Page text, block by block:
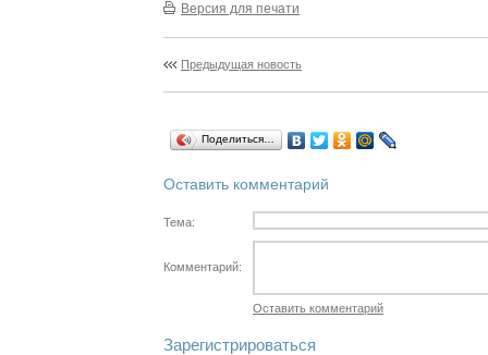
Версия для печати
Предыдущая новость
Поделиться…
Оставить комментарий
Тема:
Комментарий:
Оставить комментарий
Зарегистрироваться